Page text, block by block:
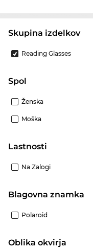
Skupina izdelkov
Reading Glasses
Spol
Ženska
Moška
Lastnosti
Na Zalogi
Blagovna znamka
Polaroid
Oblika okvirja